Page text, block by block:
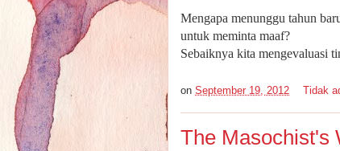
Mengapa menunggu tahun
untuk meminta maaf?
Sebaiknya kita mengevaluasi
on September 19, 2012 Tidak
The Masochist's